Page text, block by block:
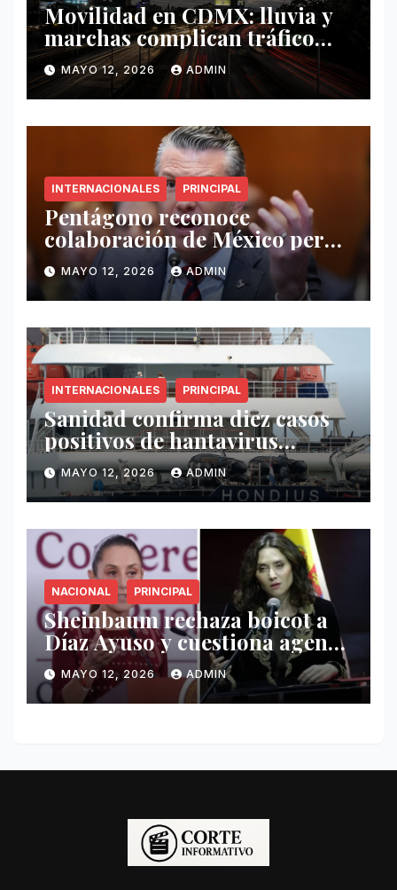
Movilidad en CDMX: lluvia y
marchas complican tráfico
este 12 de mayo
MAYO 12, 2026 ADMIN
INTERNACIONALES PRINCIPAL
Pentágono reconoce
colaboración de México pero
exige mayor operatividad
antidrogas
MAYO 12, 2026 ADMIN
INTERNACIONALES PRINCIPAL
Sanidad confirma diez casos
positivos de hantavirus
vinculados al crucero MV
Hondius
MAYO 12, 2026 ADMIN
NACIONAL PRINCIPAL
Sheinbaum rechaza boicot a
Díaz Ayuso y cuestiona agenda
de funcionaria española
MAYO 12, 2026 ADMIN